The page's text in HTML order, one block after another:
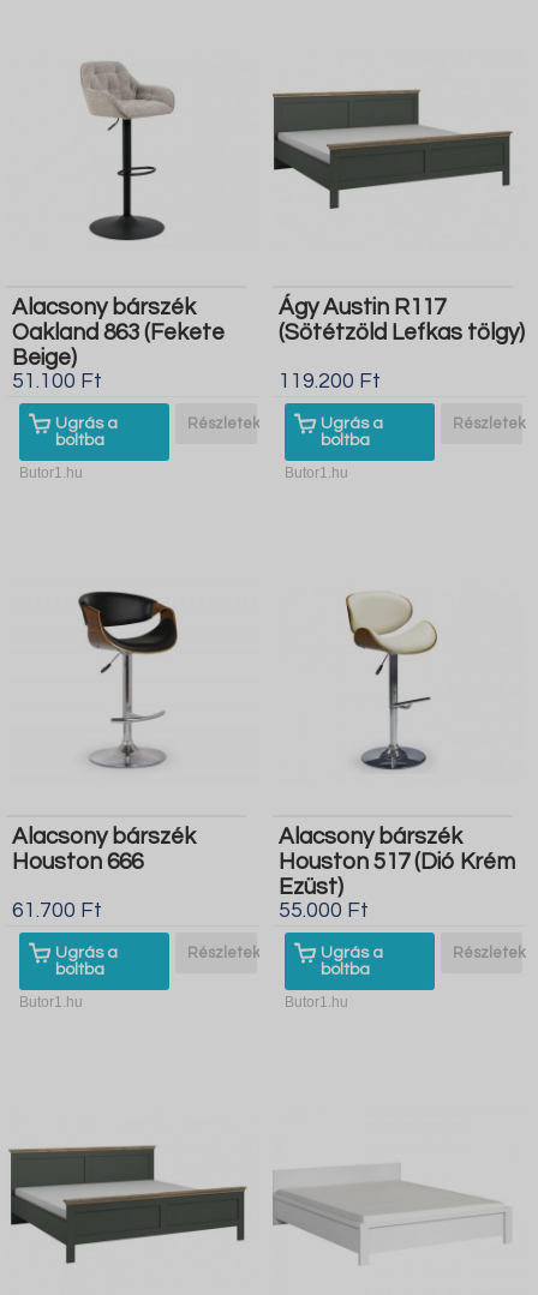
Alacsony bárszék
Oakland 863 (Fekete
Beige)
51.100 Ft
Ugrás a
boltba
Részletek
Butor1.hu
Ágy Austin R117
(Sötétzöld Lefkas tölgy)
119.200 Ft
Ugrás a
boltba
Részletek
Butor1.hu
Alacsony bárszék
Houston 666
61.700 Ft
Ugrás a
boltba
Részletek
Butor1.hu
Alacsony bárszék
Houston 517 (Dió Krém
Ezüst)
55.000 Ft
Ugrás a
boltba
Részletek
Butor1.hu